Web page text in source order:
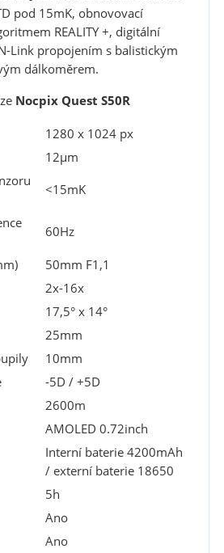
pod 15mK, obnovovací
REALITY +, digitální
Link propojením s balistickým
dálkoměrem.
Nocpix Quest S50R
1280 x 1024 px
12µm
<15mK
60Hz
50mm F1,1
2x-16x
17,5° x 14°
25mm
10mm
-5D / +5D
2600m
AMOLED 0.72inch
Interní baterie 4200mAh
/ externí baterie 18650
5h
Ano
Ano